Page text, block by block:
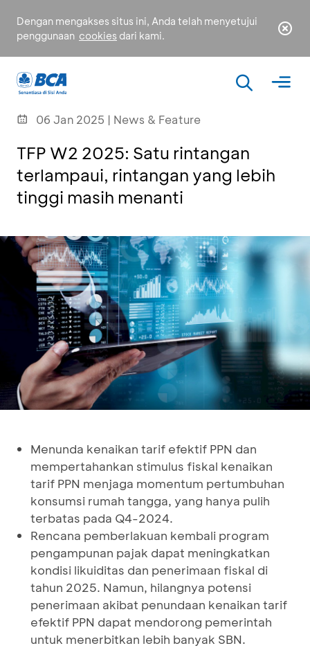
Dengan mengakses situs ini, Anda telah menyetujui
penggunaan cookies dari kami.
06 Jan 2025 | News & Feature
TFP W2 2025: Satu rintangan
terlampaui, rintangan yang lebih
tinggi masih menanti
Menunda kenaikan tarif efektif PPN dan
mempertahankan stimulus fiskal kenaikan
tarif PPN menjaga momentum pertumbuhan
konsumsi rumah tangga, yang hanya pulih
terbatas pada Q4-2024.
Rencana pemberlakuan kembali program
pengampunan pajak dapat meningkatkan
kondisi likuiditas dan penerimaan fiskal di
tahun 2025. Namun, hilangnya potensi
penerimaan akibat penundaan kenaikan tarif
efektif PPN dapat mendorong pemerintah
untuk menerbitkan lebih banyak SBN.